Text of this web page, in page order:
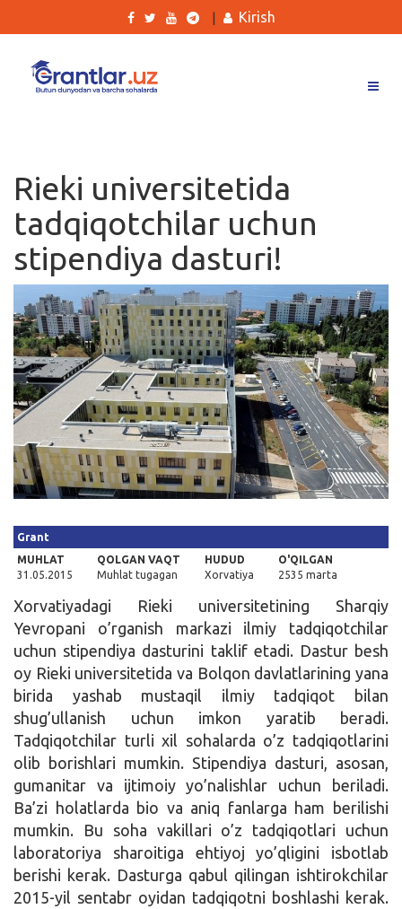
Ishlar
Kurslar
Blog
Yana
Qidirish
Kirish
Rieki universitetida
tadqiqotchilar uchun
stipendiya dasturi!
Grant
MUHLAT
31.05.2015
QOLGAN VAQT
Muhlat tugagan
HUDUD
Xorvatiya
O'QILGAN
2535 marta
Xorvatiyadagi Rieki universitetining Sharqiy
Yevropani o’rganish markazi ilmiy tadqiqotchilar
uchun stipendiya dasturini taklif etadi. Dastur besh
oy Rieki universitetida va Bolqon davlatlarining yana
birida yashab mustaqil ilmiy tadqiqot bilan
shug’ullanish uchun imkon yaratib beradi.
Tadqiqotchilar turli xil sohalarda o’z tadqiqotlarini
olib borishlari mumkin. Stipendiya dasturi, asosan,
gumanitar va ijtimoiy yo’nalishlar uchun beriladi.
Ba’zi holatlarda bio va aniq fanlarga ham berilishi
mumkin. Bu soha vakillari o’z tadqiqotlari uchun
laboratoriya sharoitiga ehtiyoj yo’qligini isbotlab
berishi kerak. Dasturga qabul qilingan ishtirokchilar
2015-yil sentabr oyidan tadqiqotni boshlashi kerak.